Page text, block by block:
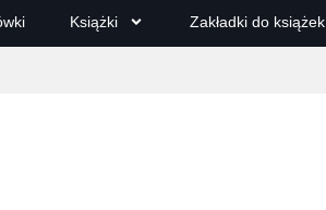
Książki Zakładki do książek